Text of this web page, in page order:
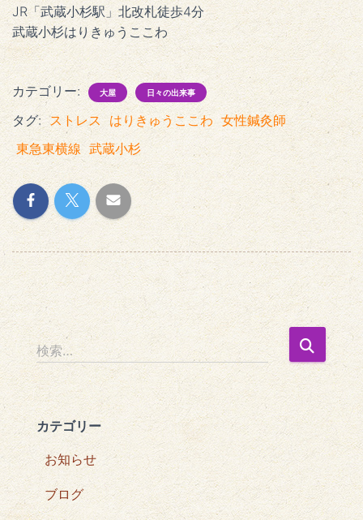
JR「武蔵小杉駅」北改札徒歩4分
武蔵小杉はりきゅうここわ
カテゴリー: 大屋 日々の出来事
タグ: ストレス はりきゅうここわ 女性鍼灸師
東急東横線 武蔵小杉
検
索
:
検索…
カテゴリー
お知らせ
ブログ